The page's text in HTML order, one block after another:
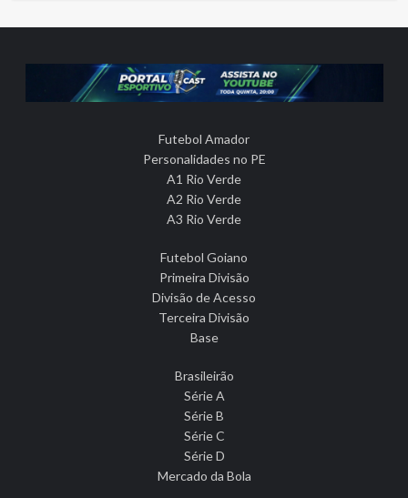
Futebol Amador
Personalidades no PE
A1 Rio Verde
A2 Rio Verde
A3 Rio Verde
Futebol Goiano
Primeira Divisão
Divisão de Acesso
Terceira Divisão
Base
Brasileirão
Série A
Série B
Série C
Série D
Mercado da Bola